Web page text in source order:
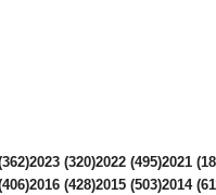
2023 (320)2022 (495)2021
2016 (428)2015 (503)2014